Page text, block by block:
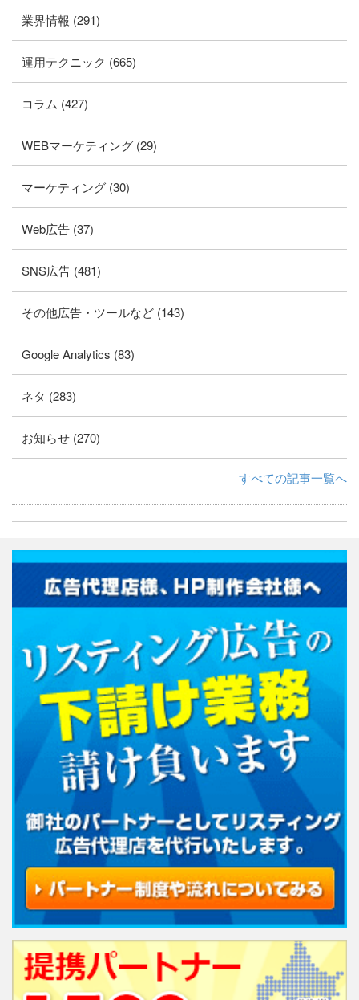
業界情報 (291)
運用テクニック (665)
コラム (427)
WEBマーケティング (29)
マーケティング (30)
Web広告 (37)
SNS広告 (481)
その他広告・ツールなど (143)
Google Analytics (83)
ネタ (283)
お知らせ (270)
すべての記事一覧へ